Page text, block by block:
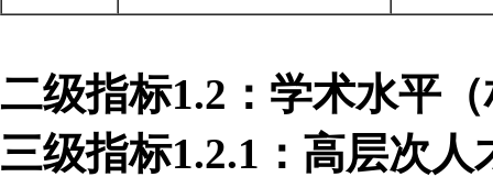
二级指标1.2：学术水平
三级指标1.2.1：高层次